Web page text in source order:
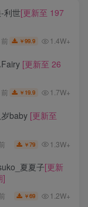
利世[更新至 197
￥99.9 1.4W+
[更新至 26
￥ 19.9 1.7W+
baby [更新至
￥79 1.3W+
夏夏子[更新
]
￥69 1.2W+
图鉴
龙娘
黑黑麦
钻兔子
黑金